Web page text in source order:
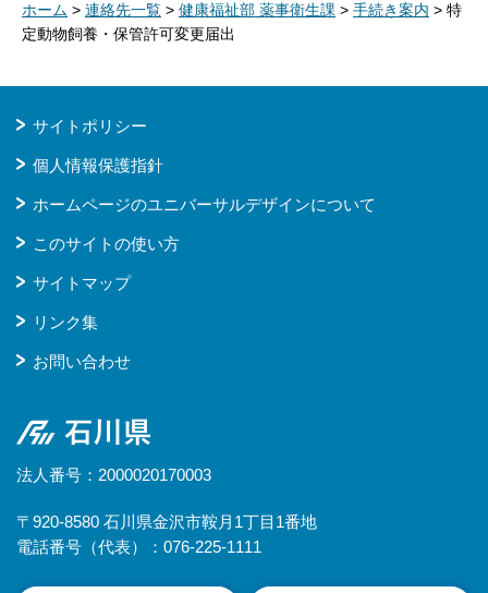
ホーム > 連絡先一覧 > 健康福祉部 薬事衛生課 > 手続き案内 > 特
定動物飼養・保管許可変更届出
サイトポリシー
個人情報保護指針
ホームページのユニバーサルデザインについて
このサイトの使い方
サイトマップ
リンク集
お問い合わせ
石川県
法人番号：2000020170003
〒920-8580 石川県金沢市鞍月1丁目1番地
電話番号（代表）：076-225-1111